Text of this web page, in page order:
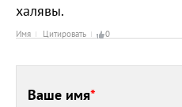
халявы.
Имя Цитировать 0
Ваше имя*